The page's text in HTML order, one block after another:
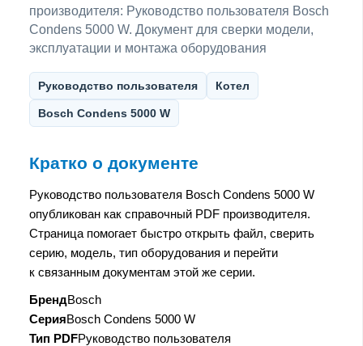
производителя: Руководство пользователя Bosch
Condens 5000 W. Документ для сверки модели,
эксплуатации и монтажа оборудования
Руководство пользователя Котел
Bosch Condens 5000 W
Кратко о документе
Руководство пользователя Bosch Condens 5000 W
опубликован как справочный PDF производителя.
Страница помогает быстро открыть файл, сверить
серию, модель, тип оборудования и перейти
к связанным документам этой же серии.
БрендBosch
СерияBosch Condens 5000 W
Тип PDFРуководство пользователя